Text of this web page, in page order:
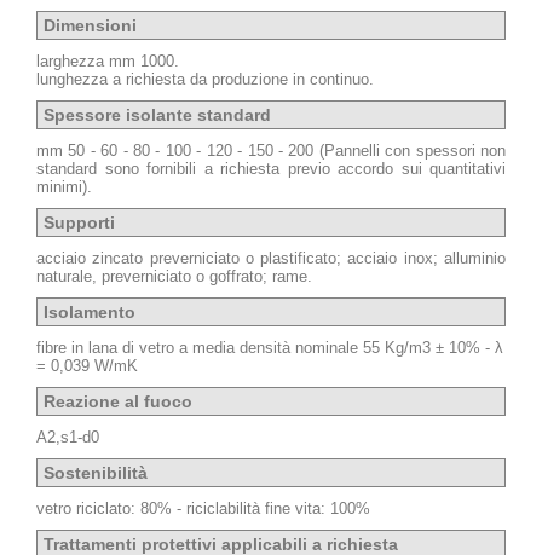
Dimensioni
larghezza mm 1000.
lunghezza a richiesta da produzione in continuo.
Spessore isolante standard
mm 50 - 60 - 80 - 100 - 120 - 150 - 200 (Pannelli con spessori non
standard sono fornibili a richiesta previo accordo sui quantitativi
minimi).
Supporti
acciaio zincato preverniciato o plastificato; acciaio inox; alluminio
naturale, preverniciato o goffrato; rame.
Isolamento
fibre in lana di vetro a media densità nominale 55 Kg/m3 ± 10% - λ
= 0,039 W/mK
Reazione al fuoco
A2,s1-d0
Sostenibilità
vetro riciclato: 80% - riciclabilità fine vita: 100%
Trattamenti protettivi applicabili a richiesta